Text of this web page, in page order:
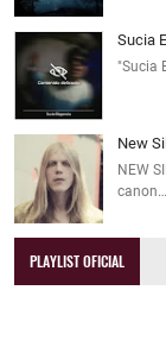
Sucia
"Sucia
New
NEW
canon…
PLAYLIST OFICIAL